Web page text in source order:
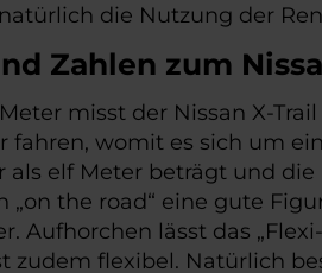
die Nutzung der
Zahlen zum
misst der Nissan X-
fahren, womit es sich um
als elf Meter beträgt und
„on the road“ eine gute
Aufhorchen lässt das
zudem flexibel. Natürlich